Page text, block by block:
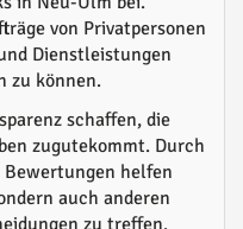
von Privatpersonen
Dienstleistungen
zu können.
schaffen, die
zugutekommt. Durch
Bewertungen helfen
auch anderen
zu treffen.